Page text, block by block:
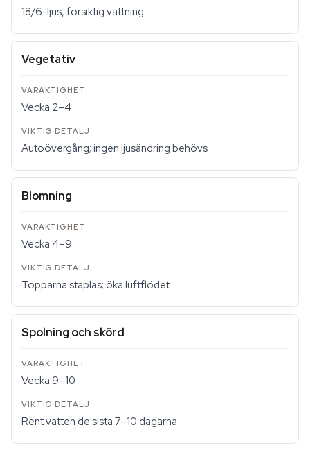
18/6-ljus, försiktig vattning
Vegetativ
Vecka 2–4
Autoövergång; ingen ljusändring behövs
Blomning
Vecka 4–9
Topparna staplas; öka luftflödet
Spolning och skörd
Vecka 9–10
Rent vatten de sista 7–10 dagarna